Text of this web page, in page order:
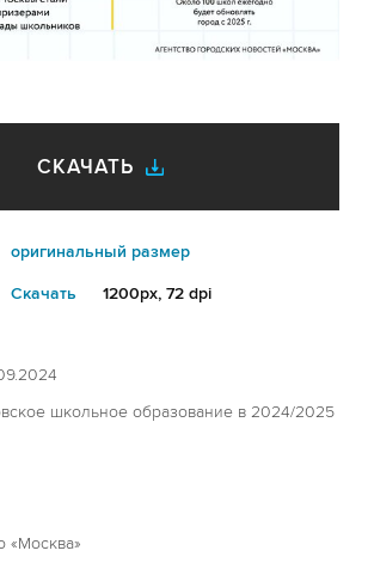
СКАЧАТЬ
оригинальный размер
Cкачать 1200px, 72 dpi
школьное образование в 2024/2025
«Москва»